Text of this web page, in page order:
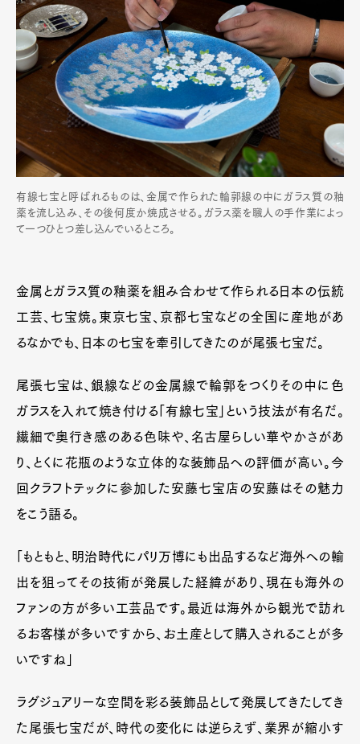
有線七宝と呼ばれるものは、金属で作られた輪郭線の中にガラス質の釉
薬を流し込み、その後何度か焼成させる。ガラス薬を職人の手作業によっ
て一つひとつ差し込んでいるところ。
金属とガラス質の釉薬を組み合わせて作られる日本の伝統
工芸、七宝焼。東京七宝、京都七宝などの全国に産地があ
るなかでも、日本の七宝を牽引してきたのが尾張七宝だ。
尾張七宝は、銀線などの金属線で輪郭をつくりその中に色
ガラスを入れて焼き付ける「有線七宝」という技法が有名だ。
繊細で奥行き感のある色味や、名古屋らしい華やかさがあ
り、とくに花瓶のような立体的な装飾品への評価が高い。今
回クラフトテックに参加した安藤七宝店の安藤はその魅力
をこう語る。
「もともと、明治時代にパリ万博にも出品するなど海外への輸
出を狙ってその技術が発展した経緯があり、現在も海外の
ファンの方が多い工芸品です。最近は海外から観光で訪れ
るお客様が多いですから、お土産として購入されることが多
いですね」
ラグジュアリーな空間を彩る装飾品として発展してきたしてき
た尾張七宝だが、時代の変化には逆らえず、業界が縮小す